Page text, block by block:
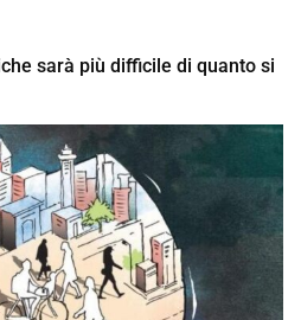
sarà più difficile di quanto si